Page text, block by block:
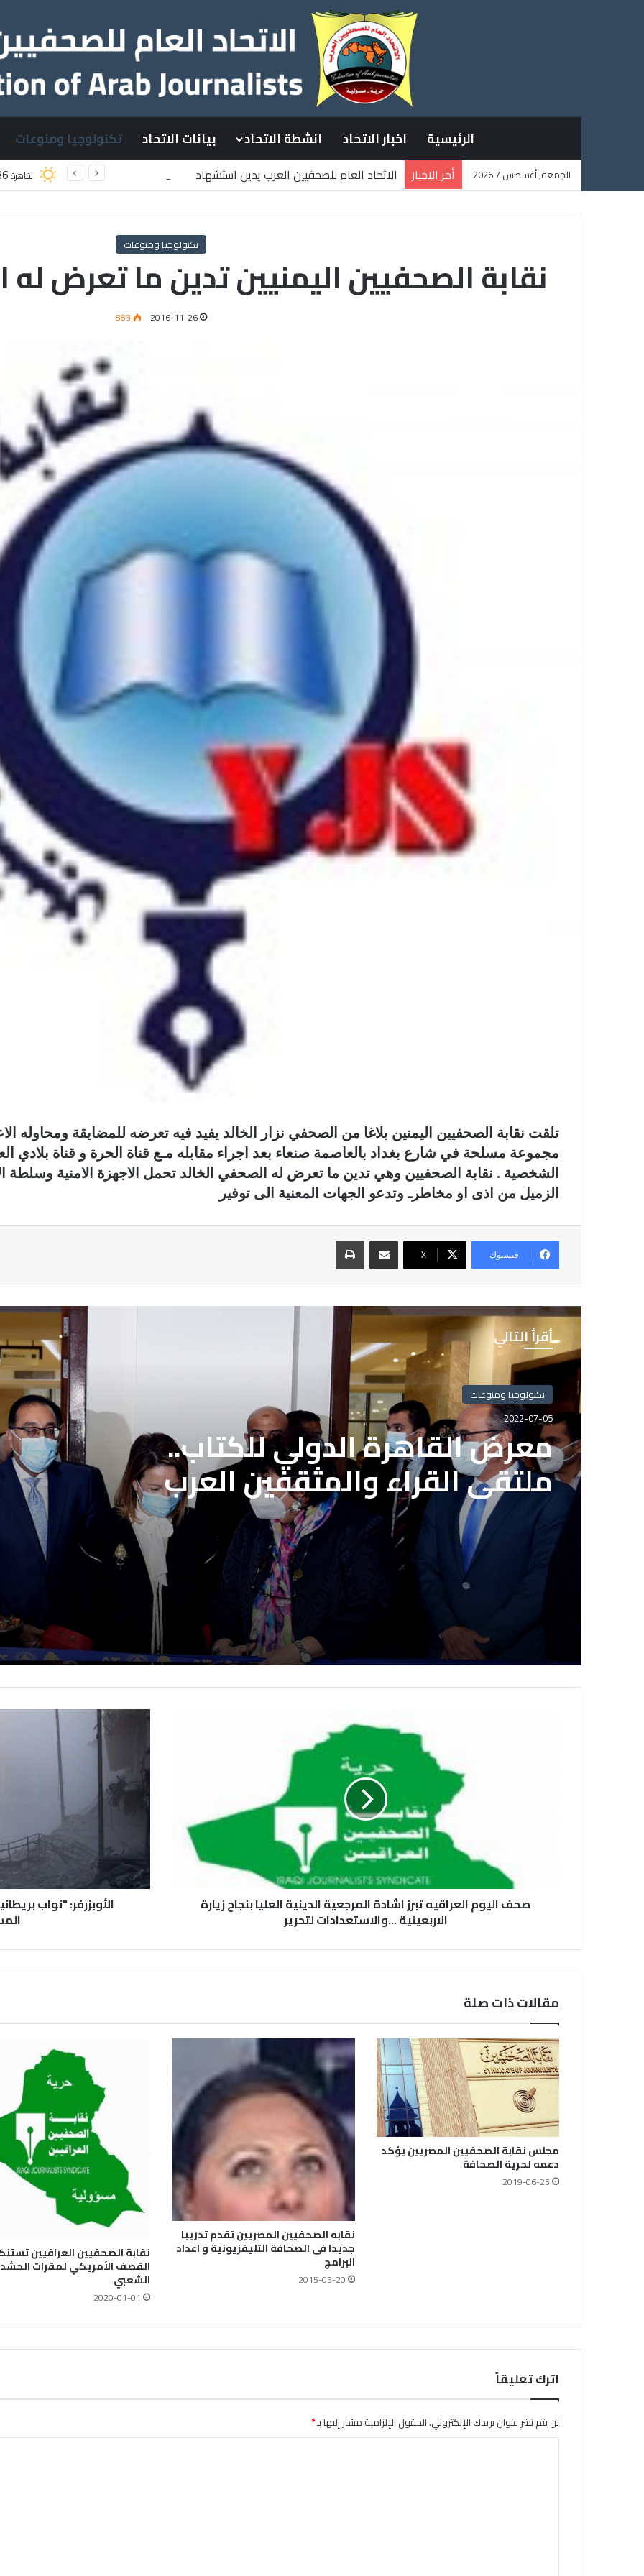
الرئيسية اخبار الاتحاد انشطة الاتحاد بيانات الاتحاد تكنولوجيا ومنوعات
الجمعة, أغسطس 7 2026 أخر الاخبار
الاتحاد العام للصحفيين العرب يدين استشهاد
القاهرة
تكنولوجيا ومنوعات
نقابة الصحفيين اليمنيين تدين ما تعرض له
2016-11-26
883
تلقت نقابة الصحفيين اليمنين بلاغا من الصحفي نزار الخالد يفيد فيه تعرضه للمضايقة ومحاوله
مجموعة مسلحة في شارع بغداد بالعاصمة صنعاء بعد اجراء مقابله مـع قناة الحرة و قناة بلادي
الشخصية . نقابة الصحفيين وهي تدين ما تعرض له الصحفي الخالد تحمل الاجهزة الامنية وسلطة
الزميل من اذى او مخاطرـ وتدعو الجهات المعنية الى توفير
فيسبوك X
مشاركة عبر البريد طباعة
أقرأ التالي
تكنولوجيا ومنوعات
2022-07-05
معرض القاهرة الدولي للكتاب..
ملتقى القراء والمثقفين العرب
صحف اليوم العراقيه تبرز اشادة المرجعية الدينية العليا بنجاح زيارة
الاربعينية ...والاستعدادات لتحرير
الأوبزرفر: "نواب
مقالات ذات صلة
مجلس نقابة الصحفيين المصريين يؤكد
دعمه لحرية الصحافة
2019-06-25
نقابه الصحفيين المصريين تقدم تدريبا
جديدا فى الصحافة التليفزيونية و اعداد
البرامج
2015-05-20
نقابة الصحفيين العراقيين
القصف الأمريكي لمقرات الحشد
الشعبي
2020-01-01
اترك تعليقاً
لن يتم نشر عنوان بريدك الإلكتروني.الحقول الإلزامية مشار إليها بـ*